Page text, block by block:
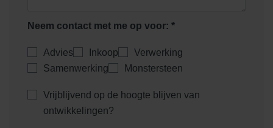
Helder Wit Helderwit
Neem contact met me op voor: *
Advies Inkoop
Verwerking
Samenwerking
Monstersteen
Vrijblijvend op de hoogte blijven van
ontwikkelingen?